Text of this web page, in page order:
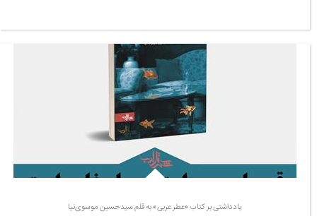
یادداشتی بر کتاب «عطر عربی» به قلم سیدحسین موسوی­‌نیا